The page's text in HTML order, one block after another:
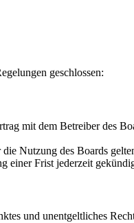
geschlossen:
mit dem Betreiber des
Nutzung des Boards
einer Frist jederzeit
und unentgeltliches